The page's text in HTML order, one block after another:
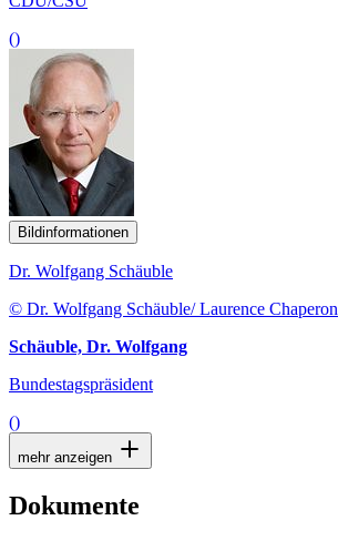
()
Bildinformationen
Dr. Wolfgang Schäuble
© Dr. Wolfgang Schäuble/ Laurence Chaperon
Schäuble, Dr. Wolfgang
Bundestagspräsident
()
mehr anzeigen
Dokumente